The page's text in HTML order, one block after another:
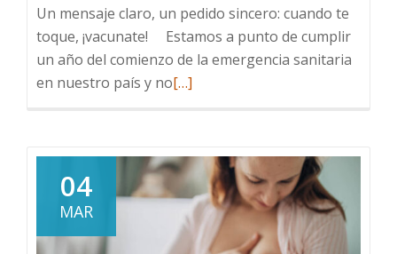
Un mensaje claro, un pedido sincero: cuando te
toque, ¡vacunate! Estamos a punto de cumplir
un año del comienzo de la emergencia sanitaria
en nuestro país y noLeer
mensaje
claro,
un
pedido
[…]
04
MAR